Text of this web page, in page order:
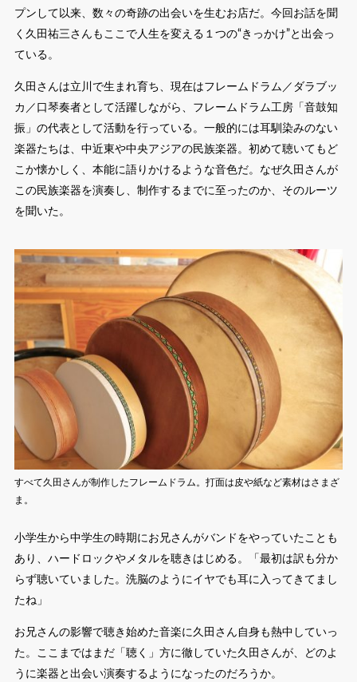
プンして以来、数々の奇跡の出会いを生むお店だ。今回お話を聞
く久田祐三さんもここで人生を変える１つの“きっかけ”と出会っ
ている。
久田さんは立川で生まれ育ち、現在はフレームドラム／ダラブッ
カ／口琴奏者として活躍しながら、フレームドラム工房「音鼓知
振」の代表として活動を行っている。一般的には耳馴染みのない
楽器たちは、中近東や中央アジアの民族楽器。初めて聴いてもど
こか懐かしく、本能に語りかけるような音色だ。なぜ久田さんが
この民族楽器を演奏し、制作するまでに至ったのか、そのルーツ
を聞いた。
すべて久田さんが制作したフレームドラム。打面は皮や紙など素材はさまざ
ま。
小学生から中学生の時期にお兄さんがバンドをやっていたことも
あり、ハードロックやメタルを聴きはじめる。「最初は訳も分か
らず聴いていました。洗脳のようにイヤでも耳に入ってきてまし
たね」
お兄さんの影響で聴き始めた音楽に久田さん自身も熱中していっ
た。ここまではまだ「聴く」方に徹していた久田さんが、どのよ
うに楽器と出会い演奏するようになったのだろうか。